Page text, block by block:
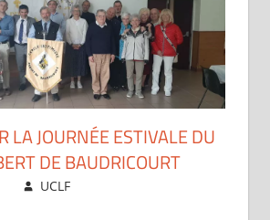
LA JOURNÉE ESTIVALE DU
DE BAUDRICOURT
UCLF